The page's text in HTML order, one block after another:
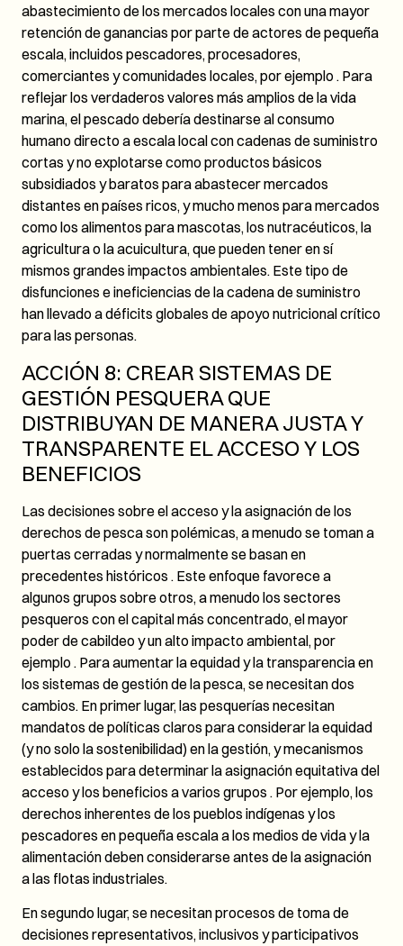
abastecimiento de los mercados locales con una mayor
retención de ganancias por parte de actores de pequeña
escala, incluidos pescadores, procesadores,
comerciantes y comunidades locales, por ejemplo . Para
reflejar los verdaderos valores más amplios de la vida
marina, el pescado debería destinarse al consumo
humano directo a escala local con cadenas de suministro
cortas y no explotarse como productos básicos
subsidiados y baratos para abastecer mercados
distantes en países ricos, y mucho menos para mercados
como los alimentos para mascotas, los nutracéuticos, la
agricultura o la acuicultura, que pueden tener en sí
mismos grandes impactos ambientales. Este tipo de
disfunciones e ineficiencias de la cadena de suministro
han llevado a déficits globales de apoyo nutricional crítico
para las personas.
ACCIÓN 8: CREAR SISTEMAS DE
GESTIÓN PESQUERA QUE
DISTRIBUYAN DE MANERA JUSTA Y
TRANSPARENTE EL ACCESO Y LOS
BENEFICIOS
Las decisiones sobre el acceso y la asignación de los
derechos de pesca son polémicas, a menudo se toman a
puertas cerradas y normalmente se basan en
precedentes históricos . Este enfoque favorece a
algunos grupos sobre otros, a menudo los sectores
pesqueros con el capital más concentrado, el mayor
poder de cabildeo y un alto impacto ambiental, por
ejemplo . Para aumentar la equidad y la transparencia en
los sistemas de gestión de la pesca, se necesitan dos
cambios. En primer lugar, las pesquerías necesitan
mandatos de políticas claros para considerar la equidad
(y no solo la sostenibilidad) en la gestión, y mecanismos
establecidos para determinar la asignación equitativa del
acceso y los beneficios a varios grupos . Por ejemplo, los
derechos inherentes de los pueblos indígenas y los
pescadores en pequeña escala a los medios de vida y la
alimentación deben considerarse antes de la asignación
a las flotas industriales.
En segundo lugar, se necesitan procesos de toma de
decisiones representativos, inclusivos y participativos